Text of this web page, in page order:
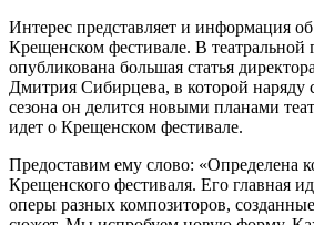
Интерес представляет и информация
Крещенском фестивале. В театральной
опубликована большая статья
Дмитрия Сибирцева, в которой наряду
сезона он делится новыми планами
идет о Крещенском фестивале.
Предоставим ему слово: «Определена
Крещенского фестиваля. Его главная
оперы разных композиторов,